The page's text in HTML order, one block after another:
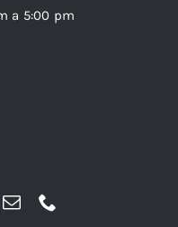
a 5:00 pm